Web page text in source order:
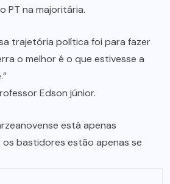
PT na majoritária.
trajetória política foi para fazer
o melhor é o que estivesse a
Edson júnior.
está apenas
bastidores estão apenas se